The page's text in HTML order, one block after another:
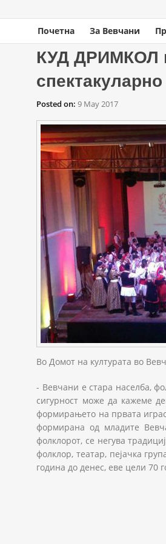
Почетна
За Вевчани
You are here
Home» КУД ДРИМКОЛ препознатлив
КУД ДРИМКОЛ
Posted on: 9 May 2017
Во Домот на културата во
- Вевчани е стара населба,
сигурност може да кажеме
формирањето на првата
формирана од младите
фолклорот, се негува
фолклор, театар, пејачка
година до денес, еве цели 70